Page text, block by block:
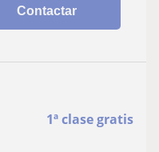
Contactar
1ª clase gratis